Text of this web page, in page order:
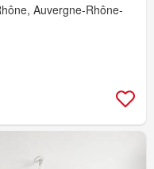
Auvergne-Rhône-